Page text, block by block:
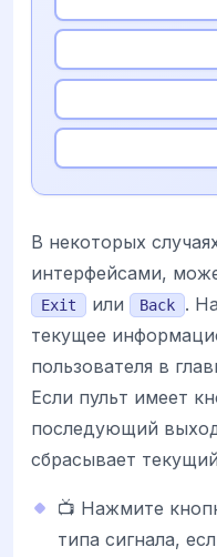
В некоторых
интерфейсами,
Exit или Back
.
текущее
пользователя в
Если пульт имеет
последующий
сбрасывает
📺 Нажмите
типа сигнала,